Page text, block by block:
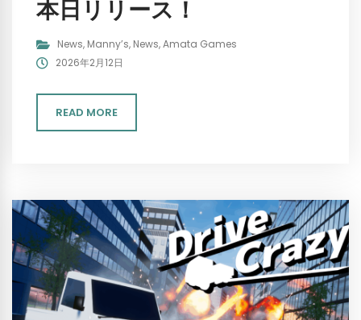
本日リリース！
News, Manny’s, News,Amata Games
2026年2月12日
READ MORE